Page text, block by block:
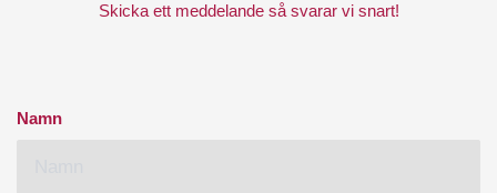
Skicka ett meddelande så svarar vi snart!
Namn